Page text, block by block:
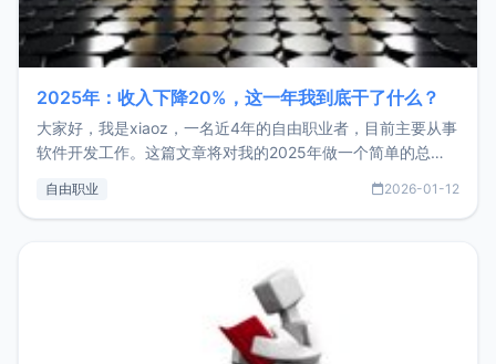
2025年：收入下降20%，这一年我到底干了什么？
大家好，我是xiaoz，一名近4年的自由职业者，目前主要从事
软件开发工作。这篇文章将对我的2025年做一个简单的总
收入下降20%，但却过得很充实，2026年不求突破，但求保
自由职业 2026-01-12